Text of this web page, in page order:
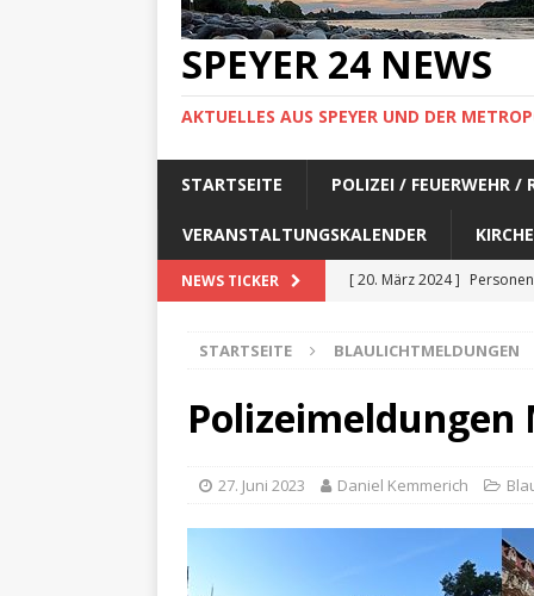
SPEYER 24 NEWS
AKTUELLES AUS SPEYER UND DER
STARTSEITE POLIZEI / FEUERWEHR /
VERANSTALTUNGSKALENDER KIRCHE
NEWS TICKER [ 20. März 2024 ]
[ 17. März 2024 ]
[ 17. März 2024 ]
[ 17. März 2024 ]
[ 29. Februar 2024 ]
[ 6. Februar 2024 ]
STARTSEITE BLAULICHTMELDUNGEN
Polizeimeldungen
27. Juni 2023 Daniel Kemmerich